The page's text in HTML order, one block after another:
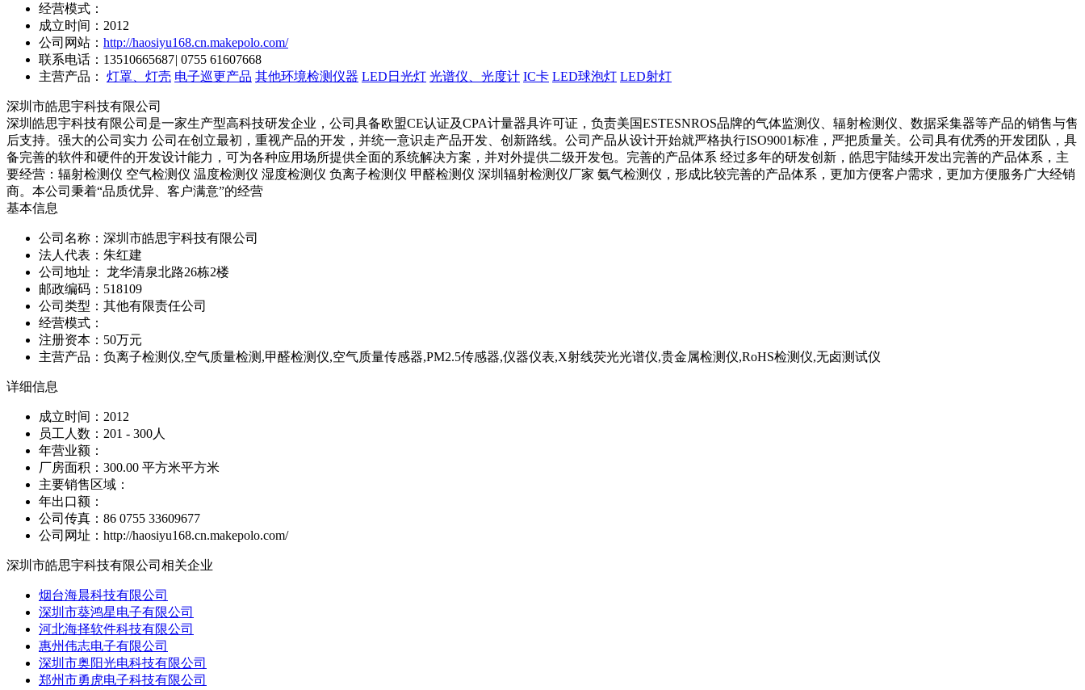
经营模式：
成立时间：2012
公司网站： http://haosiyu168.cn.makepolo.com/
联系电话： 13510665687| 0755 61607668
主营产品： 灯罩、灯壳 电子巡更产品 其他环境检测仪器 LED日光灯 光谱仪、光度计 IC卡 LED球泡灯 LED射灯
深圳市皓思宇科技有限公司
深圳皓思宇科技有限公司是一家生产型高科技研发企业，公司具备欧盟CE认证及CPA计量器具许可证，负责美国ESTESNROS品牌的气体监测仪、辐射检测仪、数据采集器等产品的销售与售
后支持。强大的公司实力 公司在创立最初，重视产品的开发，并统一意识走产品开发、创新路线。公司产品从设计开始就严格执行ISO9001标准，严把质量关。公司具有优秀的开发团队，具
备完善的软件和硬件的开发设计能力，可为各种应用场所提供全面的系统解决方案，并对外提供二级开发包。完善的产品体系 经过多年的研发创新，皓思宇陆续开发出完善的产品体系，主
要经营：辐射检测仪 空气检测仪 温度检测仪 湿度检测仪 负离子检测仪 甲醛检测仪 深圳辐射检测仪厂家 氨气检测仪，形成比较完善的产品体系，更加方便客户需求，更加方便服务广大经销
商。本公司秉着“品质优异、客户满意”的经营
基本信息
公司名称：深圳市皓思宇科技有限公司
法人代表：朱红建
公司地址： 龙华清泉北路26栋2楼
邮政编码：518109
公司类型：其他有限责任公司
经营模式：
注册资本：50万元
主营产品：负离子检测仪,空气质量检测,甲醛检测仪,空气质量传感器,PM2.5传感器,仪器仪表,X射线荧光光谱仪,贵金属检测仪,RoHS检测仪,无卤测试仪
详细信息
成立时间：2012
员工人数：201 - 300人
年营业额：
厂房面积：300.00 平方米平方米
主要销售区域：
年出口额：
公司传真：86 0755 33609677
公司网址：http://haosiyu168.cn.makepolo.com/
深圳市皓思宇科技有限公司相关企业
烟台海晨科技有限公司
深圳市葵鸿星电子有限公司
河北海择软件科技有限公司
惠州伟志电子有限公司
深圳市奥阳光电科技有限公司
郑州市勇虎电子科技有限公司